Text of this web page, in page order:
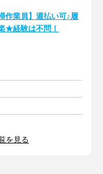
作業員】週払い可♪履
★経験は不問！
を見る